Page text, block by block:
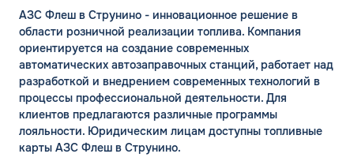
АЗС Флеш в Струнино - инновационное решение в
области розничной реализации топлива. Компания
ориентируется на создание современных
автоматических автозаправочных станций, работает над
разработкой и внедрением современных технологий в
процессы профессиональной деятельности. Для
клиентов предлагаются различные программы
лояльности. Юридическим лицам доступны топливные
карты АЗС Флеш в Струнино.